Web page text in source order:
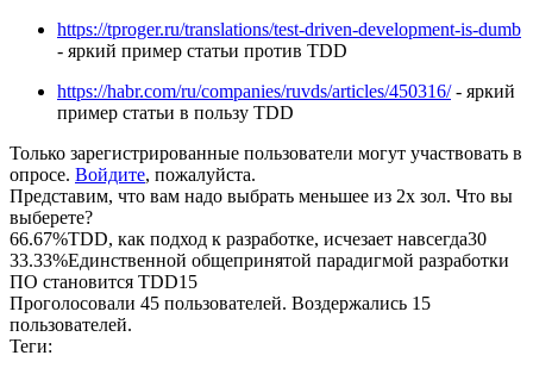
https://tproger.ru/translations/test-driven-development-is-dumb
- яркий пример статьи против TDD
https://habr.com/ru/companies/ruvds/articles/450316/- яркий
пример статьи в пользу TDD
Только зарегистрированные пользователи могут участвовать в
опросе. Войдите, пожалуйста.
Представим, что вам надо выбрать меньшее из 2х зол. Что вы
выберете?
66.67%TDD, как подход к разработке, исчезает навсегда30
33.33%Единственной общепринятой парадигмой разработки
ПО становится TDD15
Проголосовали 45 пользователей. Воздержались 15
пользователей.
Теги: